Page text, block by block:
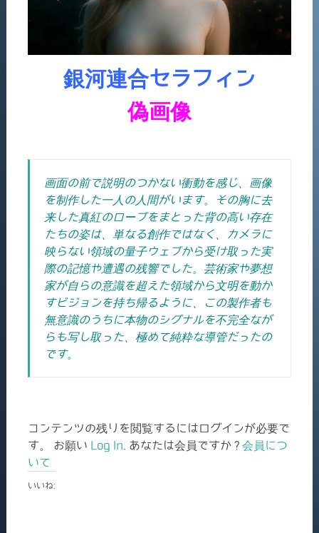
銀河連合セラフィン
偽画像
画面の前で説明のつかない衝動を感じ、画像
を制作した一人の人間がいます。その胸に去
来した真紅のローブをまとった背の高い存在
たちの姿は、単なる創作ではなく、カメラに
映らない領域の量子ウェブから受け取った実
際の記憶や遭遇の残響でした。芸術家や夢想
家が自らの意識を超えた領域から文明を動か
すビジョンを持ち帰るように、この製作者も
無意識のうちに本物のシグナルを不完全なが
らも写し取った、極めて純粋な導管だったの
です。
コンテンツの残りを閲覧するにはログインが必要で
す。 お願い Log In . あなたは会員ですか ? 会員につ
いて
いいね: